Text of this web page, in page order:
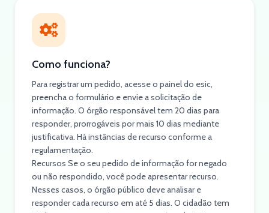
Como funciona?
Para registrar um pedido, acesse o painel do esic,
preencha o formulário e envie a solicitação de
informação. O órgão responsável tem 20 dias para
responder, prorrogáveis por mais 10 dias mediante
justificativa. Há instâncias de recurso conforme a
regulamentação.
Recursos Se o seu pedido de informação for negado
ou não respondido, você pode apresentar recurso.
Nesses casos, o órgão público deve analisar e
responder cada recurso em até 5 dias. O cidadão tem